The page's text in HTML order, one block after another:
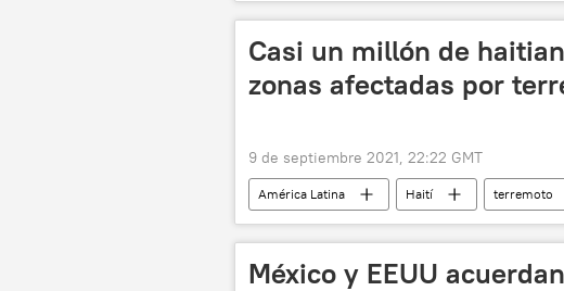
Casi un millón de
zonas afectadas por
9 de septiembre 2021, 22:22 GMT
América Latina Haití terremoto
México y EEUU